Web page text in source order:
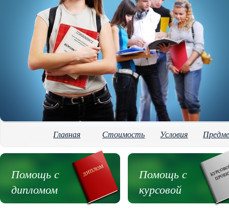
Главная Стоимость Условия
Помощь с
дипломом
Помощь с
курсовой